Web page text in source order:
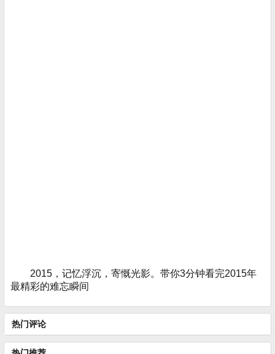
2015，记忆浮沉，寄慨光影。带你3分钟看完2015年
最精彩的难忘瞬间
热门评论